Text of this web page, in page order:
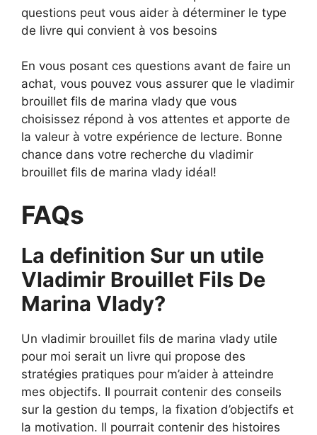
questions peut vous aider à déterminer le type
de livre qui convient à vos besoins
En vous posant ces questions avant de faire un
achat, vous pouvez vous assurer que le vladimir
brouillet fils de marina vlady que vous
choisissez répond à vos attentes et apporte de
la valeur à votre expérience de lecture. Bonne
chance dans votre recherche du vladimir
brouillet fils de marina vlady idéal!
FAQs
La definition Sur un utile
Vladimir Brouillet Fils De
Marina Vlady?
Un vladimir brouillet fils de marina vlady utile
pour moi serait un livre qui propose des
stratégies pratiques pour m’aider à atteindre
mes objectifs. Il pourrait contenir des conseils
sur la gestion du temps, la fixation d’objectifs et
la motivation. Il pourrait contenir des histoires